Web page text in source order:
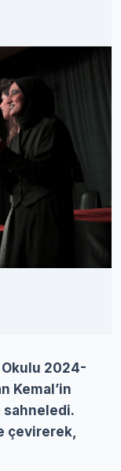
2024-
Kemal’in
sahneledi.
çevirerek,